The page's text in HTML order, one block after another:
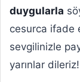
duygularla
cesurca ifade
sevgilinizle
yarınlar dileriz!